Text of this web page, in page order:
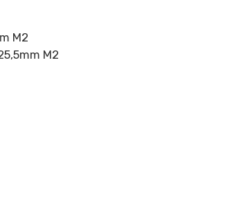
M2
M2